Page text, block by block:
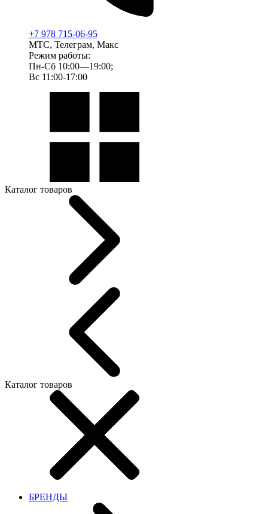
+7 978 715-06-95
МТС, Телеграм, Макс
Режим работы:
Пн-Сб 10:00—19:00;
Вс 11:00-17:00
Каталог товаров
Каталог товаров
БРЕНДЫ